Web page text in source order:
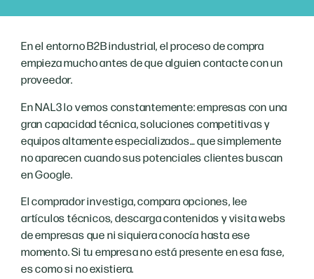
En el entorno B2B industrial, el proceso de compra
empieza mucho antes de que alguien contacte con un
proveedor.
En NAL3 lo vemos constantemente: empresas con una
gran capacidad técnica, soluciones competitivas y
equipos altamente especializados… que simplemente
no aparecen cuando sus potenciales clientes buscan
en Google.
El comprador investiga, compara opciones, lee
artículos técnicos, descarga contenidos y visita webs
de empresas que ni siquiera conocía hasta ese
momento. Si tu empresa no está presente en esa fase,
es como si no existiera.